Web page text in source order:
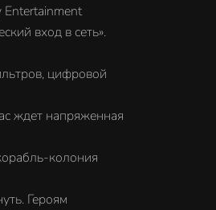
Entertainment
вход в сеть».
цифровой
ждет напряженная
колония
Героям